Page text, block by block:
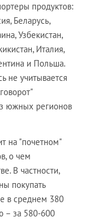
продуктов:
Беларусь,
Узбекистан,
Италия,
и Польша.
не учитывается
южных регионов
на "почетном"
о чем
В частности,
покупать
в среднем 380
– за 580-600